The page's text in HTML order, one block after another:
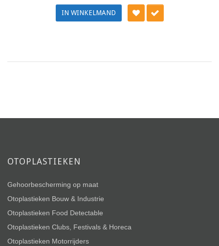
IN WINKELMAND
OTOPLASTIEKEN
Gehoorbescherming op maat
Otoplastieken Bouw & Industrie
Otoplastieken Food Detectable
Otoplastieken Clubs, Festivals & Horeca
Otoplastieken Motorrijders